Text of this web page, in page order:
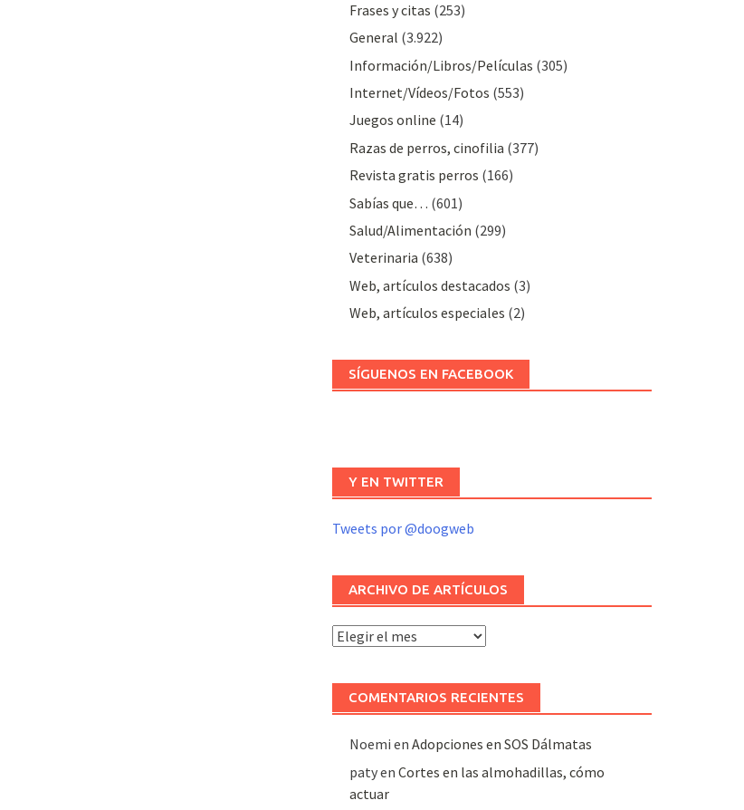
Frases y citas (253)
General (3.922)
Información/Libros/Películas (305)
Internet/Vídeos/Fotos (553)
Juegos online (14)
Razas de perros, cinofilia (377)
Revista gratis perros (166)
Sabías que… (601)
Salud/Alimentación (299)
Veterinaria (638)
Web, artículos destacados (3)
Web, artículos especiales (2)
SÍGUENOS EN FACEBOOK
Y EN TWITTER
Tweets por @doogweb
ARCHIVO DE ARTÍCULOS
Archivo
artículos
COMENTARIOS RECIENTES
Noemi en Adopciones en SOS Dálmatas
patyen Cortes en las almohadillas, cómo
actuar